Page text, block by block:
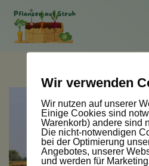
Zum
Wir verwenden
Wir nutzen auf unserer
Einige Cookies sind
Warenkorb) andere sind
Die nicht-notwendigen
bei der Optimierung
Angebotes, unserer
und werden für